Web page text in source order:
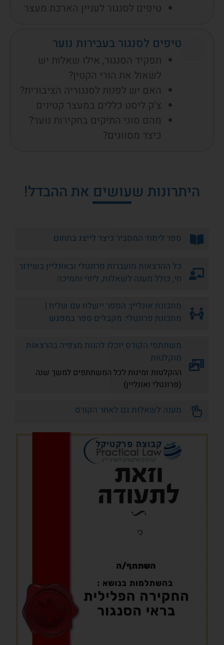
טיפים לסנגור לעניין הארכת מעצר
טיפים לסנגור בעבירות נוער
תפקיד הסנגור, אילו שאלות יש
לשאול את הורי הקטין?
האם יש לפנות לסנגוריה הציבורית?
צ'ק ליסט כללים במעצר קטינים
מהם סוגי התיקים בחקירות נוער?
כיצד מסווגים?
היתרונות שעושים את ההבדל!
ספר לימוד המסביר כיצד לייצג בתחום
כל ההרצאות מועברות פרונטלי ובאונליין בשידור
חי, כולל מענה לשאלות, ליווי ותמיכה
מתכונת אונליין: הספר יישלח עם שליח |
מתכונת פרונטלי: מקבלים ספר במפגש
משתתפי הקורס יוכלו להנות מצפיה בהרצאות
מוקלטות
ההקלטות זמינות לכל המשתתפים למשך שנה
(פרונטלי ואונליין)
מענה לשאלות גם לאחר הקורס